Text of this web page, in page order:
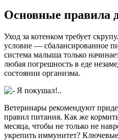
Основные правила
Уход за котенком требует
условие — сбалансированное
система малыша только
любая погрешность в еде
состоянии организма.
Ветеринары рекомендуют
правил питания. Как же
месяца, чтобы не только не
укрепить иммунитет?